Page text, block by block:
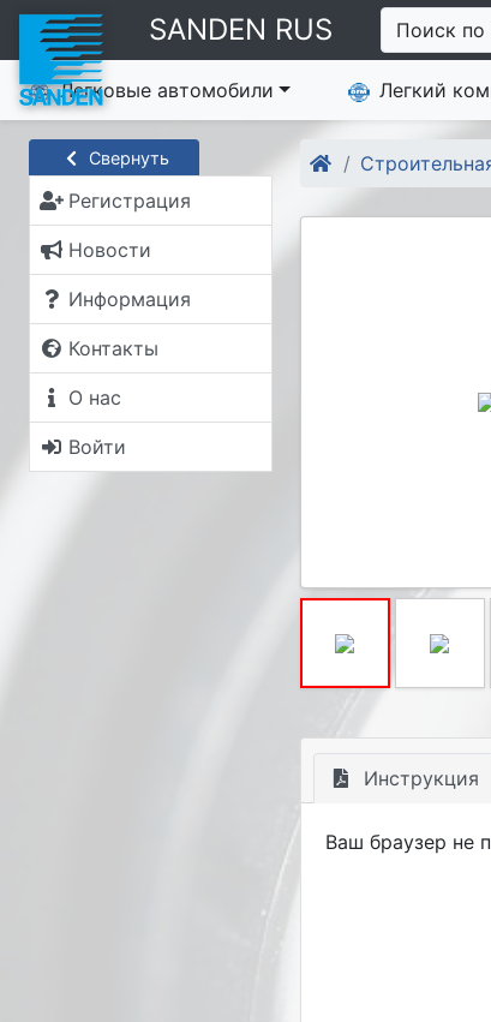
SANDEN RUS Поиск по
Легковые автомобили Легкий
Свернуть
Регистрация
Новости
Информация
Контакты
О нас
Войти
Инструкция
Ваш браузер не